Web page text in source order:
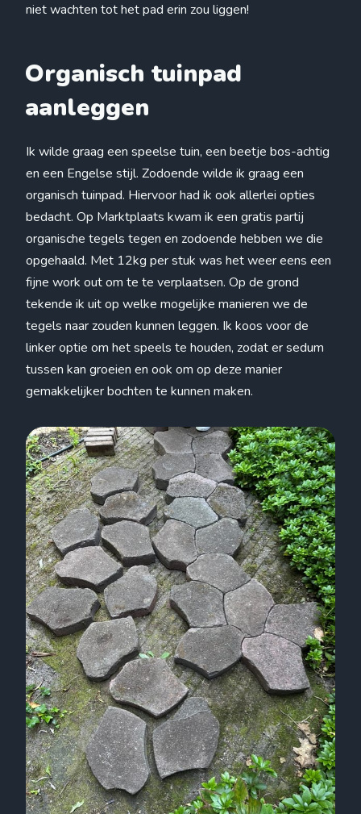
niet wachten tot het pad erin zou liggen!
Organisch tuinpad
aanleggen
Ik wilde graag een speelse tuin, een beetje bos-achtig
en een Engelse stijl. Zodoende wilde ik graag een
organisch tuinpad. Hiervoor had ik ook allerlei opties
bedacht. Op Marktplaats kwam ik een gratis partij
organische tegels tegen en zodoende hebben we die
opgehaald. Met 12kg per stuk was het weer eens een
fijne work out om te te verplaatsen. Op de grond
tekende ik uit op welke mogelijke manieren we de
tegels naar zouden kunnen leggen. Ik koos voor de
linker optie om het speels te houden, zodat er sedum
tussen kan groeien en ook om op deze manier
gemakkelijker bochten te kunnen maken.